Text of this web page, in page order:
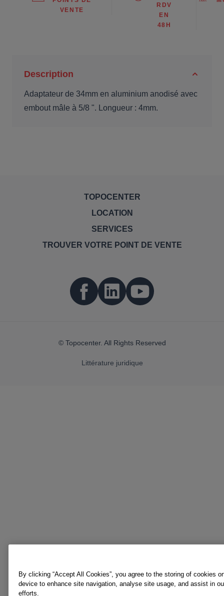
VENTE
RDV
EN
48H
Description
Adaptateur de 34mm en aluminium anodisé avec
embout mâle à 5/8 ". Longueur : 4mm.
TOPOCENTER
LOCATION
SERVICES
TROUVER VOTRE POINT DE VENTE
© Topocenter. All Rights Reserved
Littérature juridique
device to enhance site navigation, analyse site usage, and assist in
efforts.